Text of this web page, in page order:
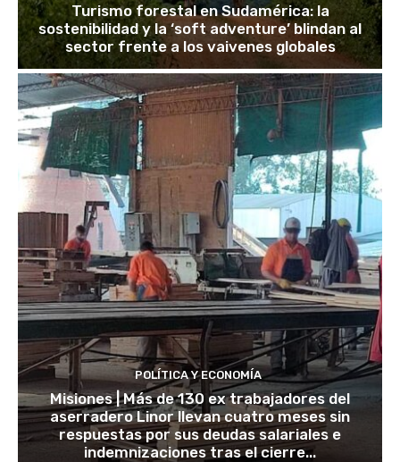
Turismo forestal en Sudamérica: la
sostenibilidad y la ‘soft adventure’ blindan al
sector frente a los vaivenes globales
POLÍTICA Y ECONOMÍA
Misiones | Más de 130 ex trabajadores del
aserradero Linor llevan cuatro meses sin
respuestas por sus deudas salariales e
indemnizaciones tras el cierre...